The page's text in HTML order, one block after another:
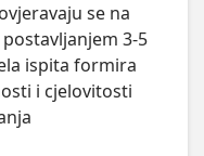
se na
3-5
ispita formira
i cjelovitosti